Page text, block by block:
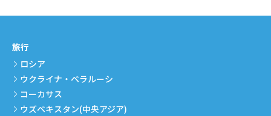
旅行
ロシア
ウクライナ・ベラルーシ
コーカサス
ウズベキスタン(中央アジア)